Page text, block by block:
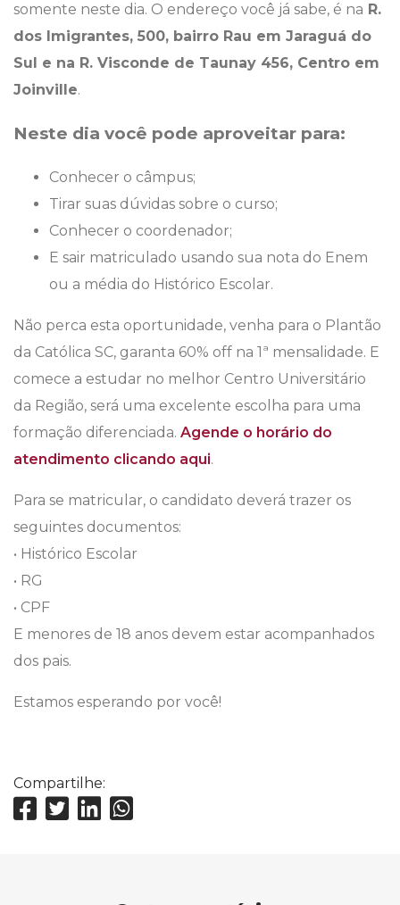
somente neste dia. O endereço você já sabe, é na R.
dos Imigrantes, 500, bairro Rau em Jaraguá do
Sul e na R. Visconde de Taunay 456, Centro em
Joinville.
Neste dia você pode aproveitar para:
Conhecer o câmpus;
Tirar suas dúvidas sobre o curso;
Conhecer o coordenador;
E sair matriculado usando sua nota do Enem
ou a média do Histórico Escolar.
Não perca esta oportunidade, venha para o Plantão
da Católica SC, garanta 60% off na 1ª mensalidade. E
comece a estudar no melhor Centro Universitário
da Região, será uma excelente escolha para uma
formação diferenciada. Agende o horário do
atendimento clicando aqui.
Para se matricular, o candidato deverá trazer os
seguintes documentos:
• Histórico Escolar
• RG
• CPF
E menores de 18 anos devem estar acompanhados
dos pais.
Estamos esperando por você!
Compartilhe: